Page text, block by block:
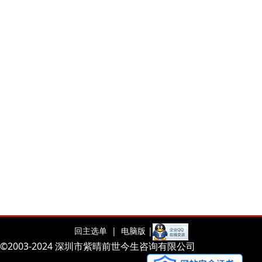
回主选单 | 电脑版 |
©2003-2024 深圳市紫晴前世今生咨询有限公司